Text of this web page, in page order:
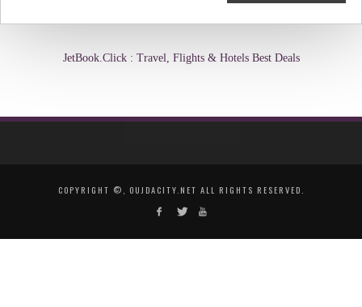
JetBook.Click : Travel, Flights & Hotels Best Deals
COPYRIGHT ©, OUJDACITY.NET ALL RIGHTS RESERVED.